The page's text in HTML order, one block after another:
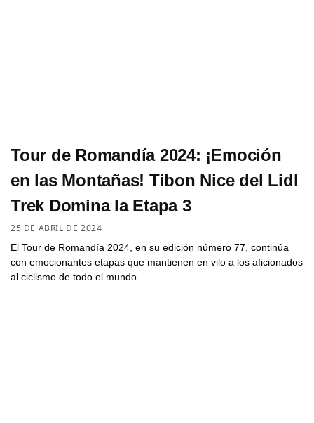
Tour de Romandía 2024: ¡Emoción
en las Montañas! Tibon Nice del Lidl
Trek Domina la Etapa 3
25 DE ABRIL DE 2024
El Tour de Romandía 2024, en su edición número 77, continúa
con emocionantes etapas que mantienen en vilo a los aficionados
al ciclismo de todo el mundo….